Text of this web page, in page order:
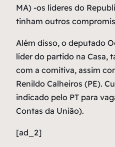
MA) -os líderes do
tinham outros
Além disso, o deputado
líder do partido na Casa,
com a comitiva, assim
Renildo Calheiros (PE).
indicado pelo PT para
Contas da União).
[ad_2]